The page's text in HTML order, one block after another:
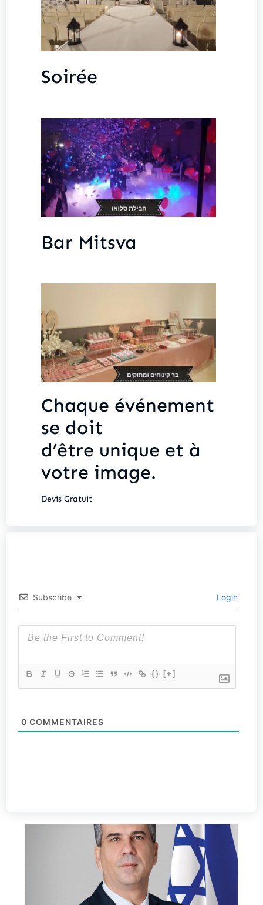
Soirée
Bar Mitsva
Chaque événement
se doit
d’être unique et à
votre image.
Devis Gratuit
Subscribe Login
{} [+]
0 COMMENTAIRES